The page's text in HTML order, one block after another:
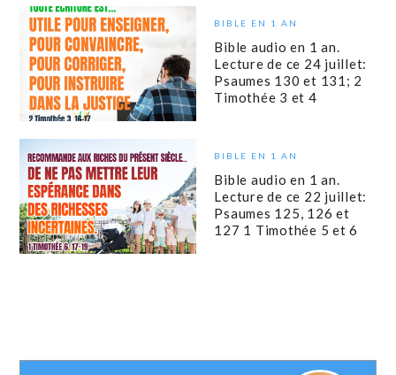
BIBLE EN 1 AN
Bible audio en 1 an.
Lecture de ce 24 juillet:
Psaumes 130 et 131; 2
Timothée 3 et 4
BIBLE EN 1 AN
Bible audio en 1 an.
Lecture de ce 22 juillet:
Psaumes 125, 126 et
127 1 Timothée 5 et 6